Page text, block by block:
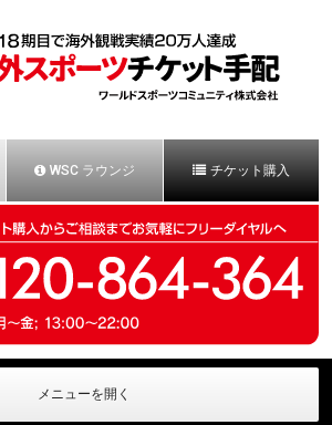
WSC ラウンジ チケット購入
メニューを開く